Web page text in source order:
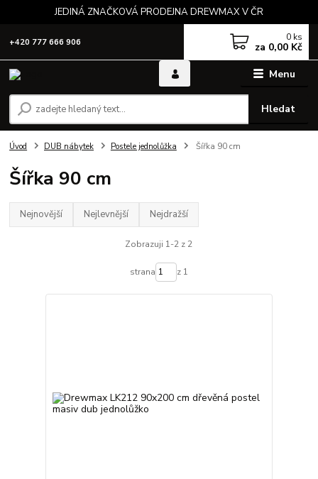
JEDINÁ ZNAČKOVÁ PRODEJNA DREWMAX V ČR
Menu
Hledat
+420 777 666 906 0 ks
za 0,00 Kč
Úvod DUB nábytek Postele jednolůžka Šířka 90 cm
Šířka 90 cm
Nejnovější Nejlevnější Nejdražší
Zobrazuji 1-2 z 2
strana z 1